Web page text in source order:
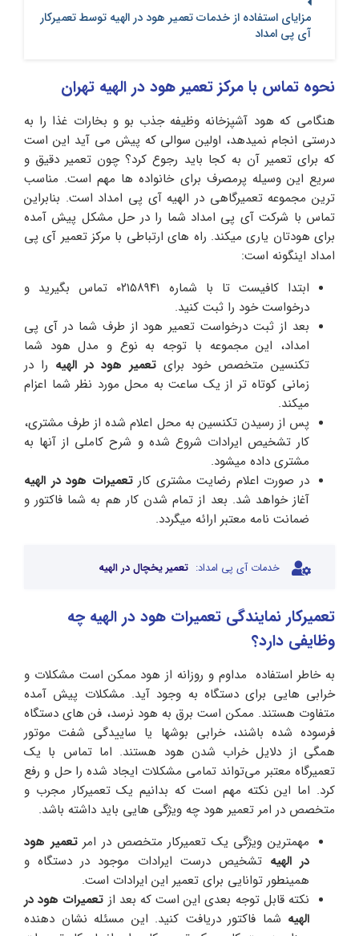
مزایای استفاده از خدمات تعمیر هود در الهیه توسط تعمیرکار
آی پی امداد
نحوه تماس با مرکز تعمیر هود در الهیه تهران
هنگامی که هود آشپزخانه وظیفه جذب بو و بخارات غذا را به
درستی انجام نمیدهد، اولین سوالی که پیش می آید این است
که برای تعمیر آن به کجا باید رجوع کرد؟ چون تعمیر دقیق و
سریع این وسیله پرمصرف برای خانواده ها مهم است. مناسب
ترین مجموعه تعمیرگاهی در الهیه آی پی امداد است. بنابراین
تماس با شرکت آی پی امداد شما را در حل مشکل پیش آمده
برای هودتان یاری میکند. راه های ارتباطی با مرکز تعمیر آی پی
امداد اینگونه است:
ابتدا کافیست تا با شماره ۰۲۱۵۸۹۴۱ تماس بگیرید و
درخواست خود را ثبت کنید.
بعد از ثبت درخواست تعمیر هود از طرف شما در آی پی
امداد، این مجموعه با توجه به نوع و مدل هود شما
تکنسین متخصص خود برای تعمیر هود در الهیه را در
زمانی کوتاه تر از یک ساعت به محل مورد نظر شما اعزام
میکند.
پس از رسیدن تکنسین به محل اعلام شده از طرف مشتری،
کار تشخیص ایرادات شروع شده و شرح کاملی از آنها به
مشتری داده میشود.
در صورت اعلام رضایت مشتری کارتعمیرات هود در الهیه
آغاز خواهد شد. بعد از تمام شدن کار هم به شما فاکتور و
ضمانت نامه معتبر ارائه میگردد.
خدمات آی پی امداد: تعمیر یخچال در الهیه
تعمیرکار نمایندگی تعمیرات هود در الهیه چه
وظایفی دارد؟
به خاطر استفاده مداوم و روزانه از هود ممکن است مشکلات و
خرابی هایی برای دستگاه به وجود آید. مشکلات پیش آمده
متفاوت هستند. ممکن است برق به هود نرسد، فن های دستگاه
فرسوده شده باشند، خرابی بوشها یا ساییدگی شفت موتور
همگی از دلایل خراب شدن هود هستند. اما تماس با یک
تعمیرگاه معتبر می‌تواند تمامی مشکلات ایجاد شده را حل و رفع
کرد. اما این نکته مهم است که بدانیم یک تعمیرکار مجرب و
متخصص در امر تعمیر هود چه ویژگی هایی باید داشته باشد.
مهمترین ویژگی یک تعمیرکار متخصص در امرتعمیر هود
در الهیه تشخیص درست ایرادات موجود در دستگاه و
همینطور توانایی برای تعمیر این ایرادات است.
نکته قابل توجه بعدی این است که بعد از تعمیرات هود در
الهیه شما فاکتور دریافت کنید. این مسئله نشان دهنده